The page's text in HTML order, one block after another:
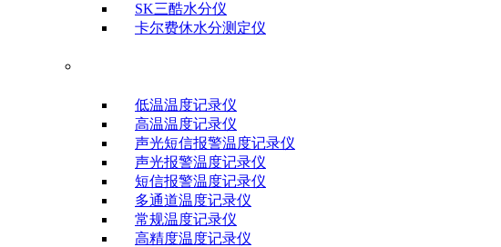
SK三酷水分仪
卡尔费休水分测定仪
低温温度记录仪
高温温度记录仪
声光短信报警温度记录仪
声光报警温度记录仪
短信报警温度记录仪
多通道温度记录仪
常规温度记录仪
高精度温度记录仪